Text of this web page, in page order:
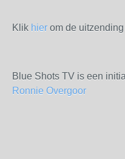
Klik hier om de
Blue Shots TV is een
Ronnie Overgoor